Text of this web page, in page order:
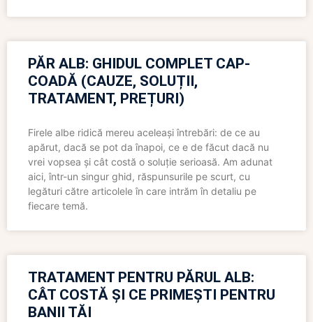
PĂR ALB: GHIDUL COMPLET CAP-
COADĂ (CAUZE, SOLUȚII,
TRATAMENT, PREȚURI)
Firele albe ridică mereu aceleași întrebări: de ce au
apărut, dacă se pot da înapoi, ce e de făcut dacă nu
vrei vopsea și cât costă o soluție serioasă. Am adunat
aici, într-un singur ghid, răspunsurile pe scurt, cu
legături către articolele în care intrăm în detaliu pe
fiecare temă.
TRATAMENT PENTRU PĂRUL ALB:
CÂT COSTĂ ȘI CE PRIMEȘTI PENTRU
BANII TĂI